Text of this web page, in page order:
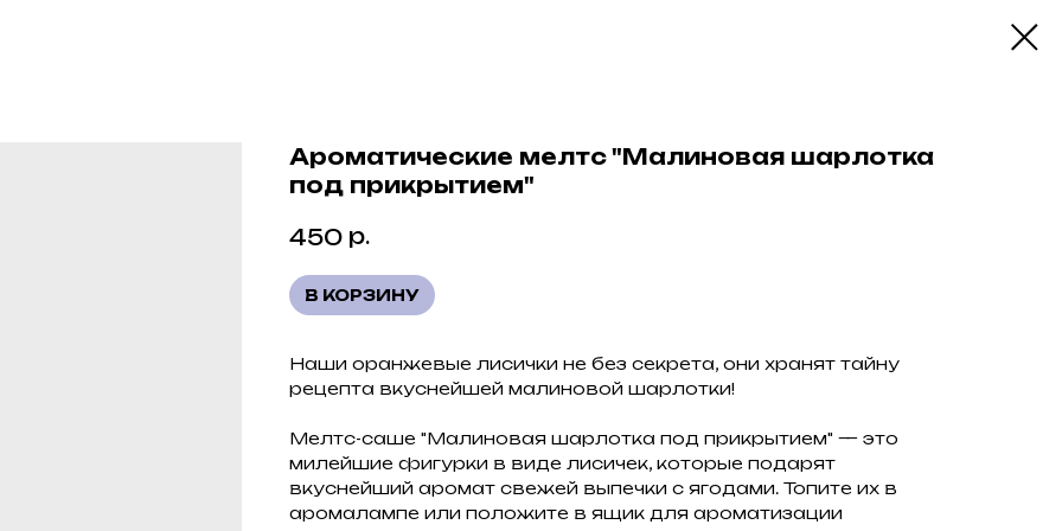
Ароматические мелтс "Малиновая шарлотка
под прикрытием"
450 р.
В КОРЗИНУ
Наши оранжевые лисички не без секрета, они хранят тайну
рецепта вкуснейшей малиновой шарлотки!
Мелтс-саше "Малиновая шарлотка под прикрытием" — это
милейшие фигурки в виде лисичек, которые подарят
вкуснейший аромат свежей выпечки с ягодами. Топите их в
аромалампе или положите в ящик для ароматизации